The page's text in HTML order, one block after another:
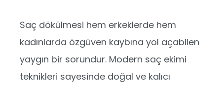
Saç dökülmesi hem erkeklerde hem
kadınlarda özgüven kaybına yol açabilen
yaygın bir sorundur. Modern saç ekimi
teknikleri sayesinde doğal ve kalıcı